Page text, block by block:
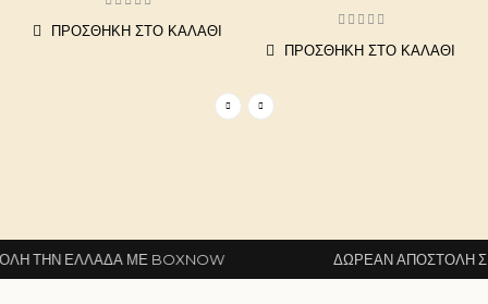
ΠΡΟΣΘΉΚΗ ΣΤΟ ΚΑΛΆΘΙ
ΠΡΟΣΘΉΚΗ ΣΤΟ ΚΑΛΆΘΙ
ΤΗΝ ΕΛΛΆΔΑ ΜΕ BOXNOW ΔΩΡΕΆΝ ΑΠΟΣΤΟΛΉ ΣΕ